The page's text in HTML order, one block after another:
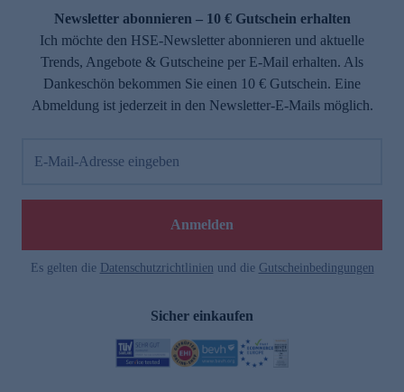
Newsletter abonnieren – 10 € Gutschein erhalten
Ich möchte den HSE-Newsletter abonnieren und aktuelle
Trends, Angebote & Gutscheine per E-Mail erhalten. Als
Dankeschön bekommen Sie einen 10 € Gutschein. Eine
Abmeldung ist jederzeit in den Newsletter-E-Mails möglich.
E-Mail-Adresse eingeben
Anmelden
Es gelten die Datenschutzrichtlinien und die Gutscheinbedingungen
Sicher einkaufen